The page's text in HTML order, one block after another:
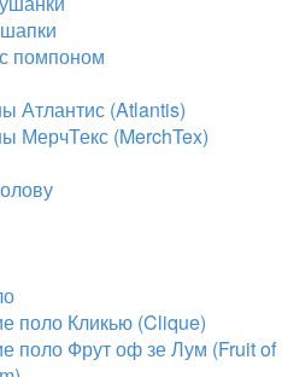
помпоном
Атлантис (Atlantis)
МерчТекс (MerchTex)
поло Кликью (Clique)
поло Фрут оф зе Лум (Fruit of